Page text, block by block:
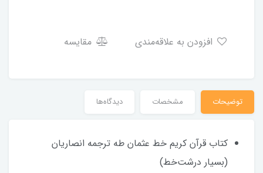
مقایسه
توضیحات مشخصات دیدگاه‌ها
کتاب قرآن کریم خط عثمان طه ترجمه انصاریان
(بسیار درشت‌خط)